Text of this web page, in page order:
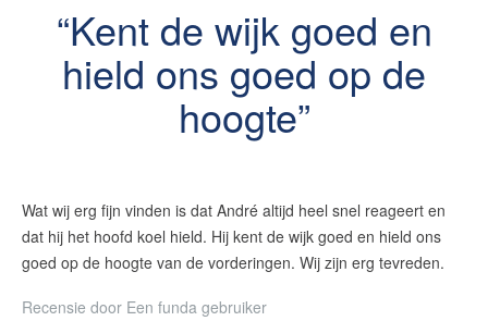
Kent de wijk goed en
hield ons goed op de
hoogte
Wat wij erg fijn vinden is dat André altijd heel snel reageert en
dat hij het hoofd koel hield. Hij kent de wijk goed en hield ons
goed op de hoogte van de vorderingen. Wij zijn erg tevreden.
Recensie door Een funda gebruiker